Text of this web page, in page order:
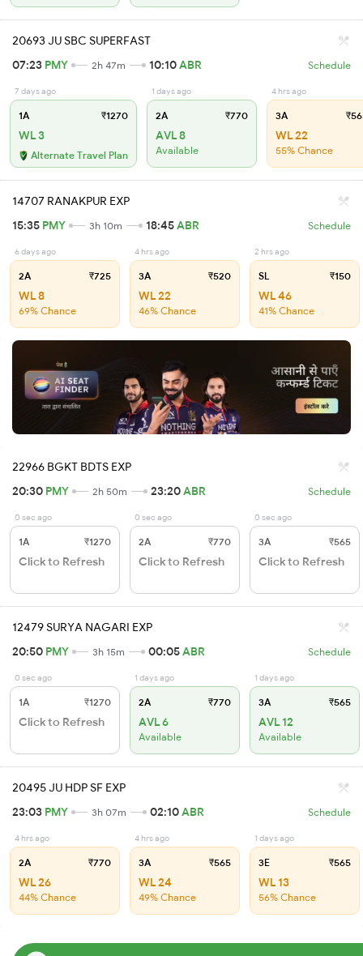
20693 JU SBC SUPERFAST
07:23 PMY 2h 47m 10:10ABR Schedule
7 days ago
1A ₹1270
WL 3
Alternate Travel Plan
1 days ago
2A ₹770
AVL 8
Available
4 hrs ago
3A
WL 22
55% Chance
14707 RANAKPUR EXP
15:35 PMY 3h 10m 18:45ABR Schedule
6 days ago
2A ₹725
WL 8
69% Chance
4 hrs ago
3A ₹520
WL 22
46% Chance
2 hrs ago
SL ₹150
WL 46
41% Chance
22966 BGKT BDTS EXP
20:30 PMY 2h 50m 23:20ABR Schedule
0 sec ago
1A ₹1270
Click to Refresh
0 sec ago
2A ₹770
Click to Refresh
0 sec ago
3A ₹565
Click to Refresh
12479 SURYA NAGARI EXP
20:50 PMY 3h 15m 00:05ABR Schedule
0 sec ago
1A ₹1270
Click to Refresh
1 days ago
2A ₹770
AVL 6
Available
1 days ago
3A ₹565
AVL 12
Available
20495 JU HDP SF EXP
23:03 PMY 3h 07m 02:10ABR Schedule
4 hrs ago
2A ₹770
WL 26
44% Chance
4 hrs ago
3A ₹565
WL 24
49% Chance
1 days ago
3E ₹565
WL 13
56% Chance